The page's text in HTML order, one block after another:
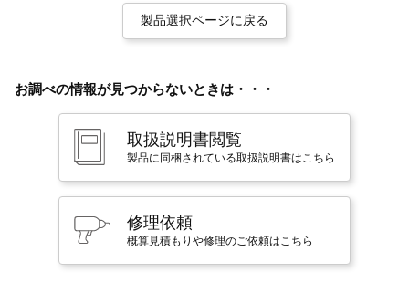
製品選択ページに戻る
お調べの情報が見つからないときは・・・
取扱説明書閲覧
製品に同梱されている取扱説明書はこちら
修理依頼
概算見積もりや修理のご依頼はこちら